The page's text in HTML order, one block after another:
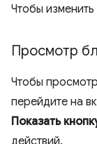
Чтобы
Просмотр
Чтобы
перейдите на
Показать